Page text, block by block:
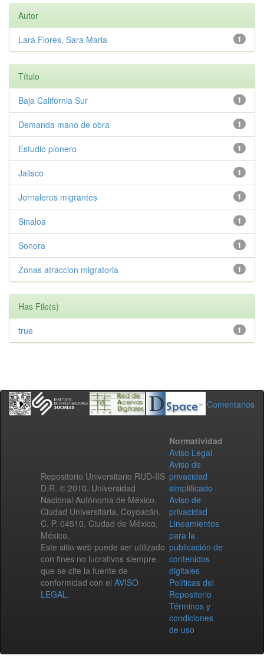
Autor
1
Lara Flores, Sara Maria
Título
1
Baja California Sur
1
Demanda mano de obra
1
Estudio pionero
1
Jalisco
1
Jornaleros migrantes
1
Sinaloa
1
Sonora
1
Zonas atraccion migratoria
Has File(s)
1
true
Comentarios
Repositorio Universitario RUD-IIS
D.R. © 2010. Universidad
Nacional Autónoma de México.
Ciudad Universitaria, Coyoacán,
C. P. 04510, Ciudad de México,
México.
Este sitio web puede ser utilizado
con fines no lucrativos siempre
que se cite la fuente de
conformidad con el AVISO
LEGAL.
Normatividad
Aviso Legal
Aviso de
privacidad
simplificado
Aviso de
privacidad
Lineamientos
para la
publicación de
contenidos
digitales
Políticas del
Repositorio
Términos y
condiciones
de uso